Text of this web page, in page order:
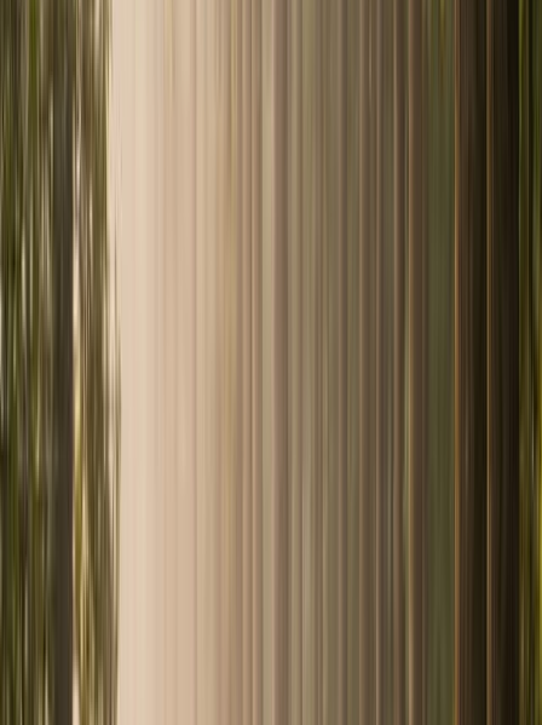
Private Equity et Actifs Alternatifs
GFI et GFF Forestier
Private Equity et Actifs Alternatifs